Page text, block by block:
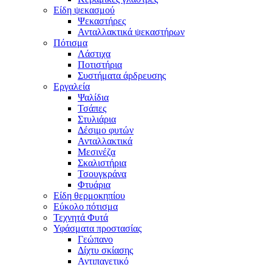
Είδη ψεκασμού
Ψεκαστήρες
Ανταλλακτικά ψεκαστήρων
Πότισμα
Λάστιχα
Ποτιστήρια
Συστήματα άρδρευσης
Εργαλεία
Ψαλίδια
Τσάπες
Στυλιάρια
Δέσιμο φυτών
Ανταλλακτικά
Μεσινέζα
Σκαλιστήρια
Τσουγκράνα
Φτυάρια
Είδη θερμοκηπίου
Εύκολο πότισμα
Τεχνητά Φυτά
Υφάσματα προστασίας
Γεώπανο
Δίχτυ σκίασης
Αντιπαγετικό